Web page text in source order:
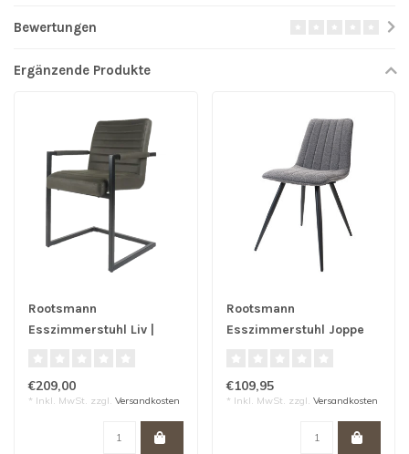
Bewertungen
Ergänzende Produkte
Rootsmann
Esszimmerstuhl Liv |
€209,00
* Inkl. MwSt. zzgl. Versandkosten
Rootsmann
Esszimmerstuhl Joppe
€109,95
* Inkl. MwSt. zzgl. Versandkosten